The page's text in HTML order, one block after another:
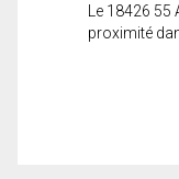
Le 18426 55
proximité